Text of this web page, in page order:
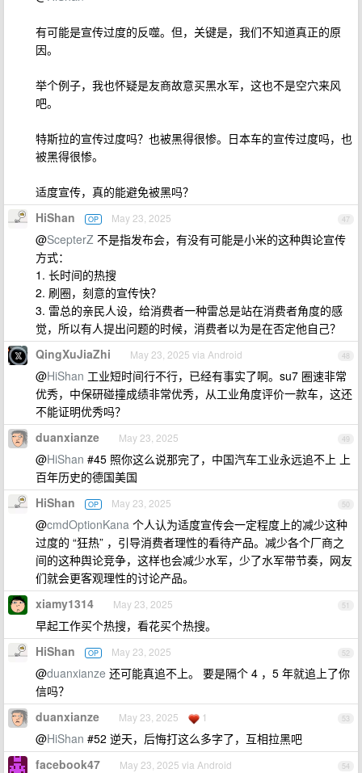
有可能是宣传过度的反噬。但，关键是，我们不知道真正的原
因。
举个例子，我也怀疑是友商故意买黑水军，这也不是空穴来风
吧。
特斯拉的宣传过度吗？也被黑得很惨。日本车的宣传过度吗，也
被黑得很惨。
适度宣传，真的能避免被黑吗？
47
HiShan OP May 23, 2025
@ScepterZ 不是指发布会，有没有可能是小米的这种舆论宣传
方式：
1. 长时间的热搜
2. 刷圈，刻意的宣传快？
3. 雷总的亲民人设，给消费者一种雷总是站在消费者角度的感
觉，所以有人提出问题的时候，消费者以为是在否定他自己？
48
QingXuJiaZhi May 23, 2025 via Android
@HiShan 工业短时间行不行，已经有事实了啊。su7 圈速非常
优秀，中保研碰撞成绩非常优秀，从工业角度评价一款车，这还
不能证明优秀吗？
49
duanxianze May 23, 2025
@HiShan #45 照你这么说那完了，中国汽车工业永远追不上 上
百年历史的德国美国
50
HiShan OP May 23, 2025
@cmdOptionKana 个人认为适度宣传会一定程度上的减少这种
过度的 “狂热” ，引导消费者理性的看待产品。减少各个厂商之
间的这种舆论竞争，这样也会减少水军，少了水军带节奏，网友
们就会更客观理性的讨论产品。
51
xiamy1314 May 23, 2025
早起工作买个热搜，看花买个热搜。
52
HiShan OP May 23, 2025
@duanxianze 还可能真追不上。 要是隔个 4 ，5 年就追上了你
信吗？
53
duanxianze May 23, 2025 1
@HiShan #52 逆天，后悔打这么多字了，互相拉黑吧
54
facebook47 May 23, 2025 via Android